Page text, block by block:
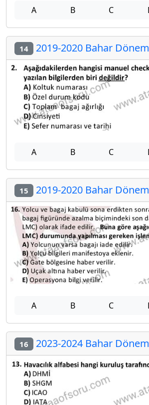
A B C
14 2019-2020 Bahar Dönemi
A B C
15 2019-2020 Bahar Dönemi
A B C
16 2023-2024 Bahar Dönemi